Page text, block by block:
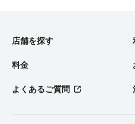
店舗を探す
料金
よくあるご質問